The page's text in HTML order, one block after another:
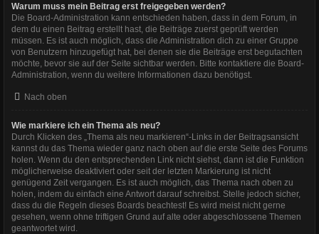
Warum muss mein Beitrag erst freigegeben werden?
Die Board-Administration kann entschieden haben, dass in dem Forum, in
dem du einen Beitrag erstellt hast, die Beiträge zuerst geprüft werden
müssen. Es ist auch möglich, dass die Administration dich zu einer Gruppe
von Benutzern hinzugefügt hat, bei denen sie die Beiträge erst begutachten
möchte, bevor sie auf der Seite sichtbar werden. Bitte kontaktiere die Board-
Administration, wenn du weitere Informationen dazu benötigst.
Nach oben
Wie markiere ich ein Thema als neu?
Durch Klicken des „Thema als neu markieren“-Links in der Beitragsansicht
kannst du das Thema wieder ganz nach oben auf die erste Seite des Forums
holen. Wenn du den entsprechenden Link nicht siehst, dann ist die Funktion
möglicherweise deaktiviert oder seit der letzten Markierung ist nicht
genügend Zeit vergangen. Es ist auch möglich, das Thema nach oben zu
holen, indem du einfach eine Antwort darauf schreibst. Stelle jedoch sicher,
dass du die Regeln dieses Boards beachtest! Es wird meist nicht gerne
gesehen, wenn ohne triftigen Grund auf alte oder abgeschlossene Themen
geantwortet wird.